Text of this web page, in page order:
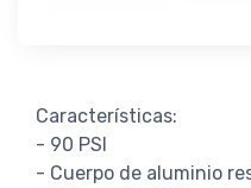
Características:
- 90 PSI
- Cuerpo de aluminio